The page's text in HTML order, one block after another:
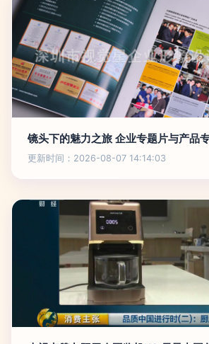
镜头下的魅力之旅 企业专题片与产品
更新时间：2026-08-07 14:14:03